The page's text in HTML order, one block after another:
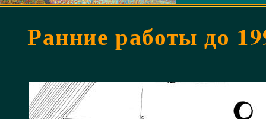
Ранние работы до